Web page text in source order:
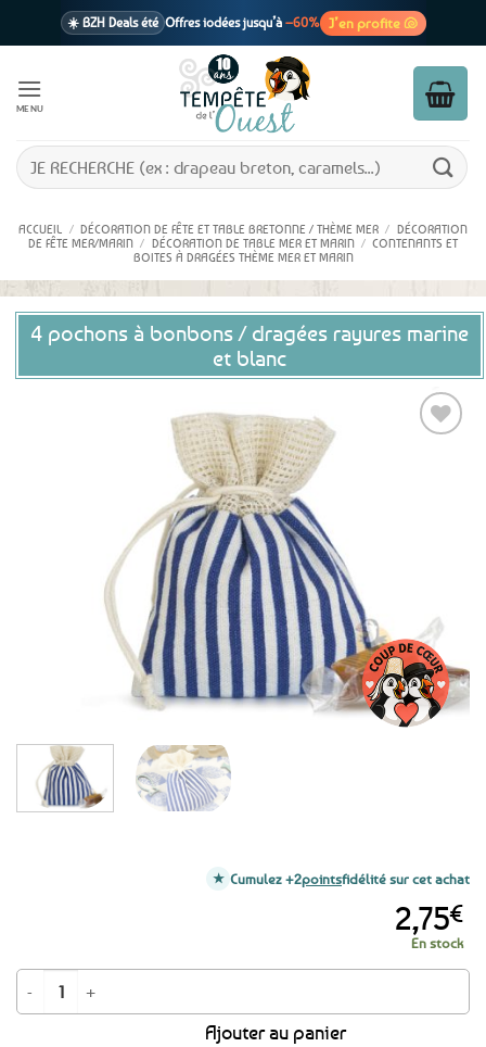
☀️ BZH Deals été Offres iodées jusqu’à –60% J’en profite 🐚
1 cadeau offertdès 39€ d’achats
En point relais dès 3,95€ seulement
MENU
Recherche
pour :
ACCUEIL / DÉCORATION DE FÊTE ET TABLE BRETONNE / THÈME MER / DÉCORATION
DE FÊTE MER/MARIN / DÉCORATION DE TABLE MER ET MARIN / CONTENANTS ET
BOITES À DRAGÉES THÈME MER ET MARIN
4 pochons à bonbons / dragées rayures marine
et blanc
2,75€
En stock
quantité de 4 pochons à bonbons / dragées rayures marine et blanc
Ajouter au panier
Cumulez +2pointsfidélité sur cet achat